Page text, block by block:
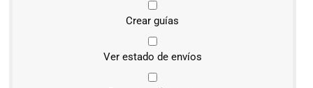
Crear guías
Ver estado de envíos